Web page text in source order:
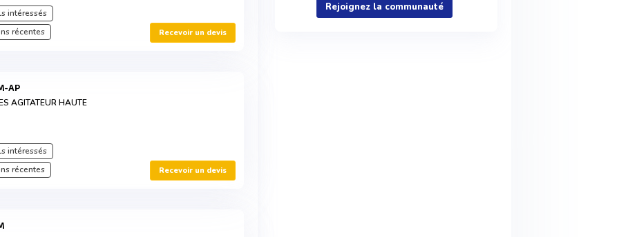
intéressés
récentes Recevoir un devis
AP
AGITATEUR HAUTE
intéressés
récentes Recevoir un devis
Rejoignez la communauté